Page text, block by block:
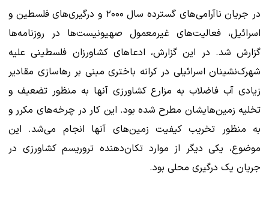
در جریان ناآرامی‌های گسترده سال ۲۰۰۰ و درگیری‌های فلسطین و
اسرائیل، فعالیت‌های غیرمعمول صهیونیست‌ها در روزنامه‌ها
گزارش شد. در این گزارش، ادعاهای کشاورزان فلسطینی علیه
شهرک‌نشینان اسرائیلی در کرانه باختری مبنی بر رهاسازی مقادیر
زیادی آب فاضلاب به مزارع کشاورزی آنها به منظور تضعیف و
تخلیه زمین‌هایشان مطرح شده بود. این کار در چرخه‌های مکرر و
به منظور تخریب کیفیت زمین‌های آنها انجام می‌شد. این
موضوع، یکی دیگر از موارد تکان‌دهنده تروریسم کشاورزی در
جریان یک درگیری محلی بود.